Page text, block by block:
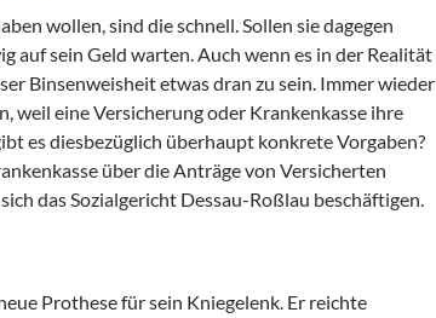
wollen, sind die schnell. Sollen sie dagegen
auf sein Geld warten. Auch wenn es in der Realität
Binsenweisheit etwas dran zu sein. Immer wieder
weil eine Versicherung oder Krankenkasse ihre
es diesbezüglich überhaupt konkrete Vorgaben?
über die Anträge von Versicherten
das Sozialgericht Dessau-Roßlau beschäftigen.
Prothese für sein Kniegelenk. Er reichte